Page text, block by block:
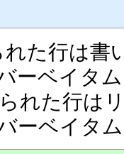
た行は書
ーベイタ
れた行は
ーベイタ